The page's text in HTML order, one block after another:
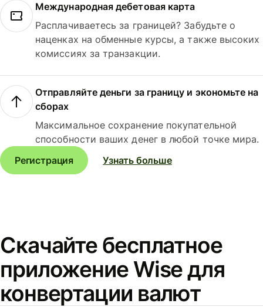
Международная дебетовая карта
Расплачиваетесь за границей? Забудьте о
наценках на обменные курсы, а также высоких
комиссиях за транзакции.
Отправляйте деньги за границу и экономьте на
сборах
Максимальное сохранение покупательной
способности ваших денег в любой точке мира.
Регистрация
Узнать больше
Скачайте бесплатное
приложение Wise для
конвертации валют